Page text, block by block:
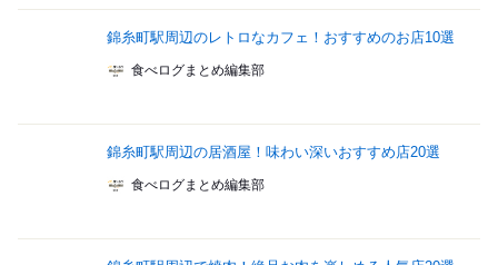
錦糸町駅周辺のレトロなカフェ！おすすめのお店10選
食べログまとめ編集部
錦糸町駅周辺の居酒屋！味わい深いおすすめ店20選
食べログまとめ編集部